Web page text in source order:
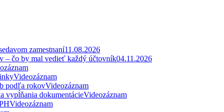
zamestnaní11.08.2026
– čo by mal vedieť každý účtovník04.11.2026
Videozáznam
podľa rokovVideozáznam
vypĺňania dokumentácieVideozáznam
Videozáznam